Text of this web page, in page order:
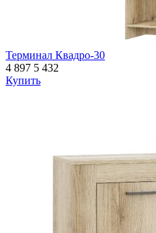
Терминал Квадро-30
4 897 5 432
Купить